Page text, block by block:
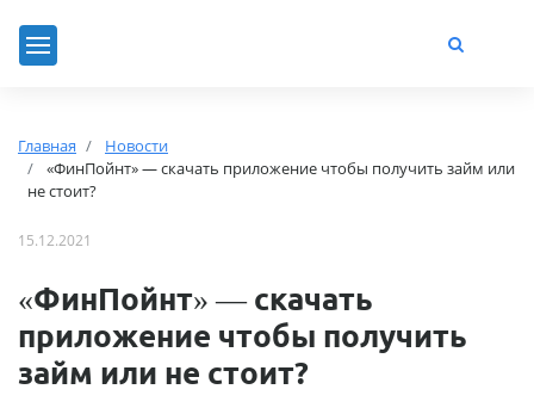
Главная
Новости
«ФинПойнт» — скачать приложение чтобы получить займ или
не стоит?
15.12.2021
«ФинПойнт» — скачать
приложение чтобы получить
займ или не стоит?